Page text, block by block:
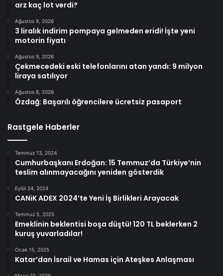
arz kaç lot verdi?
Ağustos 9, 2026
3 liralık indirim pompaya gelmeden eridi! İşte yeni
motorin fiyatı
Ağustos 9, 2026
Çekmecedeki eski telefonlarını atan yandı: 9 milyon
liraya satılıyor
Ağustos 8, 2026
Özdağ: Başarılı öğrencilere ücretsiz pasaport
Rastgele Haberler
Temmuz 13, 2024
Cumhurbaşkanı Erdoğan: 15 Temmuz’da Türkiye’nin
teslim alınmayacağını yeniden gösterdik
Eylül 24, 2024
CANiK ADEX 2024’te Yeni İş Birlikleri Arayacak
Temmuz 5, 2025
Emeklinin beklentisi boşa düştü! 120 TL beklerken 2
kuruş yuvarladılar!
Ocak 15, 2025
Katar’dan İsrail ve Hamas için Ateşkes Anlaşması